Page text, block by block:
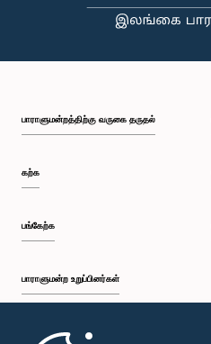
பாராளுமன்றத்திற்கு வருகை தருதல்
கற்க
பங்கேற்க
பாராளுமன்ற உறுப்பினர்கள்
முதற்பக்கம்